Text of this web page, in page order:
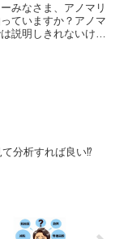
みなさま、アノマリ
ていますか？アノマ
説明しきれないけれ
分析すれば良い⁉